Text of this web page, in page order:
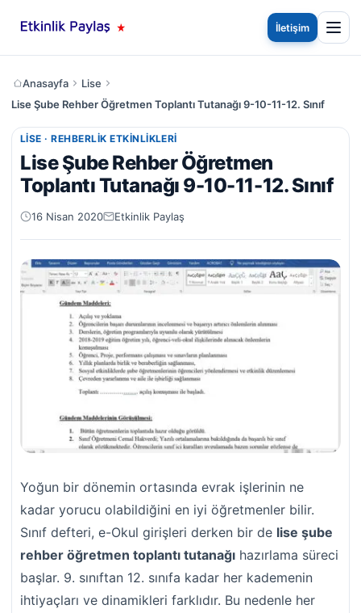
İletişim
Anasayfa
Lise
Lise Şube Rehber Öğretmen Toplantı Tutanağı 9-10-11-12. Sınıf
LISE · REHBERLIK ETKINLIKLERI
Lise Şube Rehber Öğretmen
Toplantı Tutanağı 9-10-11-12. Sınıf
16 Nisan 2020 Etkinlik Paylaş
Yoğun bir dönemin ortasında evrak işlerinin ne
kadar yorucu olabildiğini en iyi öğretmenler bilir.
Sınıf defteri, e-Okul girişleri derken bir de lise şube
rehber öğretmen toplantı tutanağı hazırlama süreci
başlar. 9. sınıftan 12. sınıfa kadar her kademenin
ihtiyaçları ve dinamikleri farklıdır. Bu nedenle her